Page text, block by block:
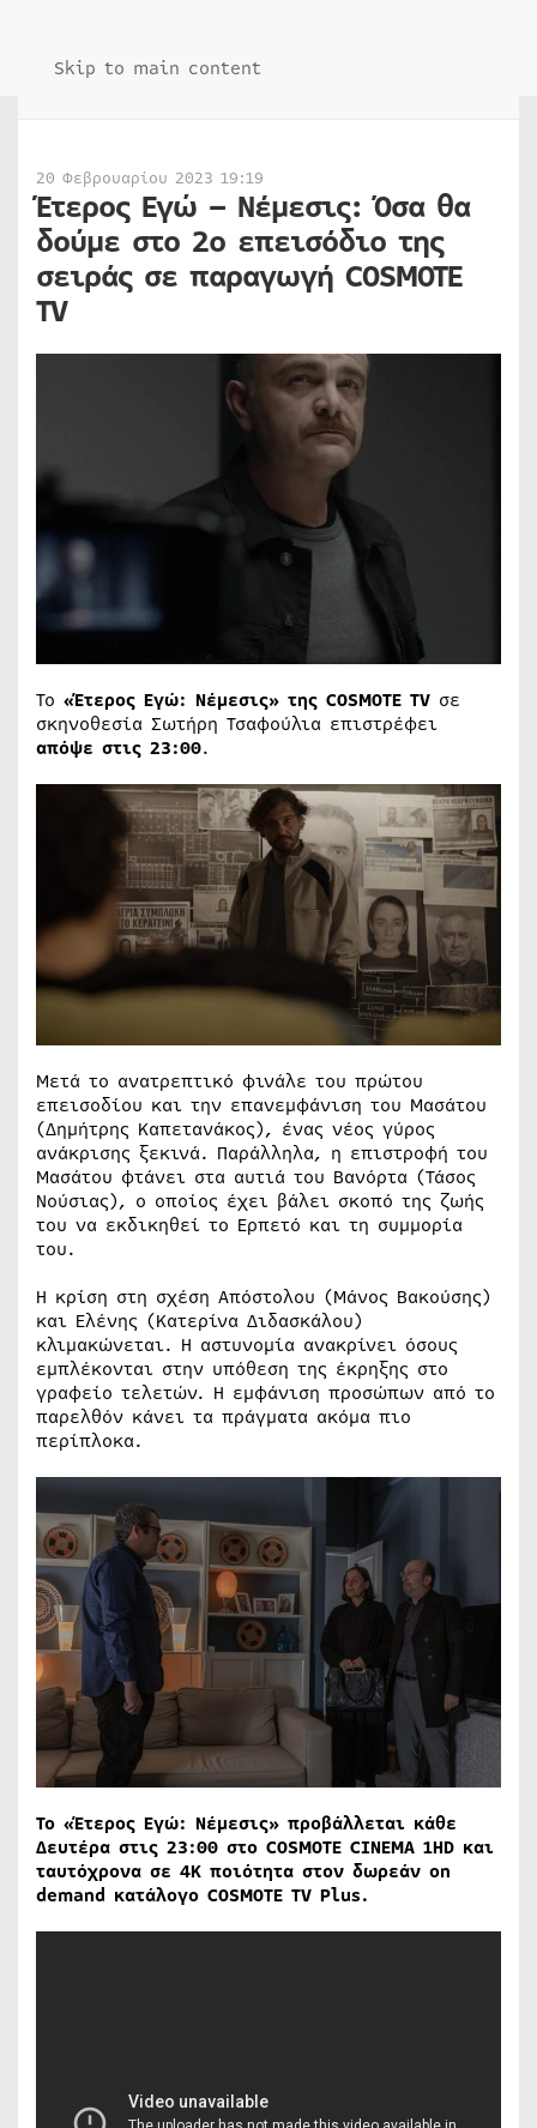
Skip to main content
20 Φεβρουαρίου 2023 19:19
Έτερος Εγώ – Νέμεσις: Όσα θα
δούμε στο 2ο επεισόδιο της
σειράς σε παραγωγή COSMOTE
TV
Το «Έτερος Εγώ: Νέμεσις» της COSMOTE TV σε
σκηνοθεσία Σωτήρη Τσαφούλια επιστρέφει
απόψε στις 23:00.
Μετά το ανατρεπτικό φινάλε του πρώτου
επεισοδίου και την επανεμφάνιση του Μασάτου
(Δημήτρης Καπετανάκος), ένας νέος γύρος
ανάκρισης ξεκινά. Παράλληλα, η επιστροφή του
Μασάτου φτάνει στα αυτιά του Βανόρτα (Τάσος
Νούσιας), ο οποίος έχει βάλει σκοπό της ζωής
του να εκδικηθεί το Ερπετό και τη συμμορία
του.
Η κρίση στη σχέση Απόστολου (Μάνος Βακούσης)
και Ελένης (Κατερίνα Διδασκάλου)
κλιμακώνεται. Η αστυνομία ανακρίνει όσους
εμπλέκονται στην υπόθεση της έκρηξης στο
γραφείο τελετών. Η εμφάνιση προσώπων από το
παρελθόν κάνει τα πράγματα ακόμα πιο
περίπλοκα.
Το «Έτερος Εγώ: Νέμεσις» προβάλλεται κάθε
Δευτέρα στις 23:00 στο COSMOTE CINEMA 1HD και
ταυτόχρονα σε 4Κ ποιότητα στον δωρεάν on
demand κατάλογο COSMOTE TV Plus.